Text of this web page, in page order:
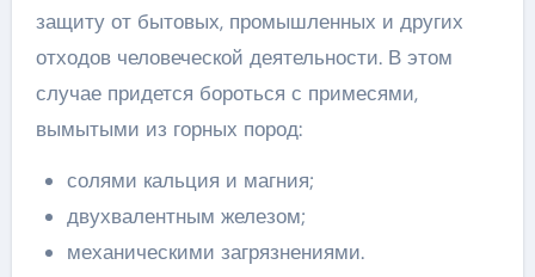
защиту от бытовых, промышленных и других
отходов человеческой деятельности. В этом
случае придется бороться с примесями,
вымытыми из горных пород:
солями кальция и магния;
двухвалентным железом;
механическими загрязнениями.